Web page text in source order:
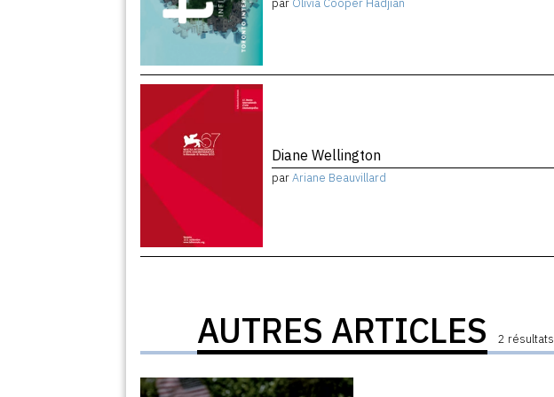
par Olivia Cooper Hadjian
Diane Wellington
parAriane Beauvillard
AUTRES ARTICLES 2 résultats